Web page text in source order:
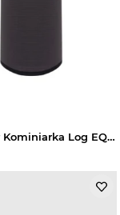
męskie
Quiksilver Kominiarka Log EQYAA03999 Szary